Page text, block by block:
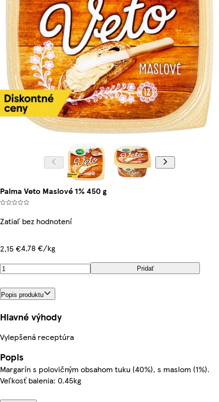
Palma Veto Maslové 1% 450 g
Zatiaľ bez hodnotení
2,15 €4,78 €/kg
Pridať
Popis produktu
Hlavné výhody
Vylepšená receptúra
Popis
Margarín s polovičným obsahom tuku (40%), s maslom (1%).
Veľkosť balenia: 0.45kg